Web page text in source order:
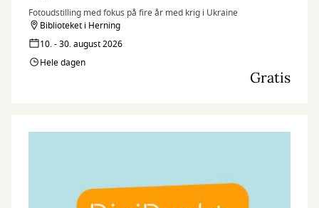
Fotoudstilling med fokus på fire år med krig i Ukraine
Biblioteket i Herning
10. - 30. august 2026
Hele dagen
Gratis